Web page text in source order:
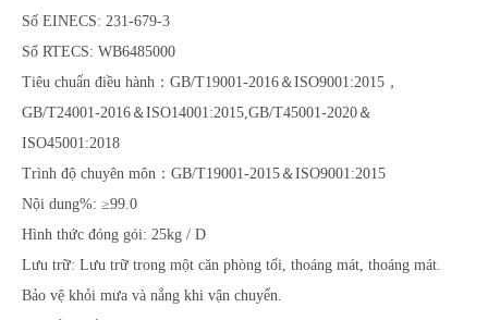
Số EINECS: 231-679-3
Số RTECS: WB6485000
Tiêu chuẩn điều hành：GB/T19001-2016＆ISO9001:2015，
GB/T24001-2016＆ISO14001:2015,GB/T45001-2020＆
ISO45001:2018
Trình độ chuyên môn：GB/T19001-2015＆ISO9001:2015
Nội dung%: ≥99.0
Hình thức đóng gói: 25kg / D
Lưu trữ: Lưu trữ trong một căn phòng tối, thoáng mát, thoáng mát.
Bảo vệ khỏi mưa và nắng khi vận chuyển.